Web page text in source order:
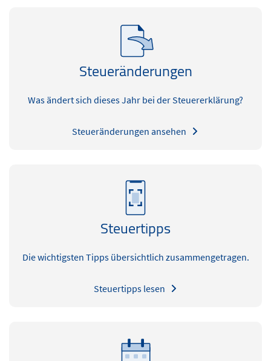
Steueränderungen
Was ändert sich dieses Jahr bei der Steuererklärung?
Steueränderungen ansehen
Steuertipps
Die wichtigsten Tipps übersichtlich zusammengetragen.
Steuertipps lesen